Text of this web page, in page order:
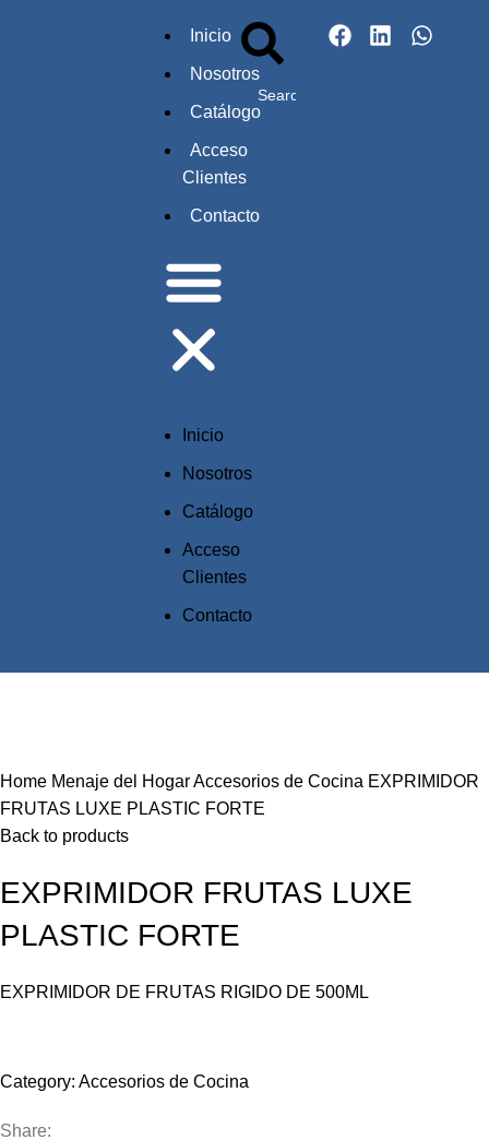
Inicio
Nosotros
Catálogo
Acceso
Clientes
Contacto
Inicio
Nosotros
Catálogo
Acceso
Clientes
Contacto
Home Menaje del HogarAccesorios de Cocina EXPRIMIDOR
FRUTAS LUXE PLASTIC FORTE
Back to products
EXPRIMIDOR FRUTAS LUXE
PLASTIC FORTE
EXPRIMIDOR DE FRUTAS RIGIDO DE 500ML
Category: Accesorios de Cocina
Share: